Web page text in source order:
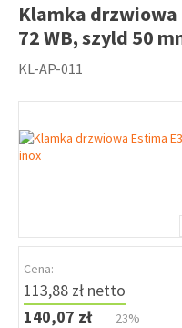
Klamka
72 WB, szyld 50
KL-AP-011
Cena:
113,88 zł netto
140,07 zł
23%